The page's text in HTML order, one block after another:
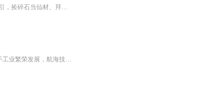
主角穿越仙侠世界，绑定的系统满口谎话，骗他落脚凡俗村落是上古仙踪秘境。他谨遵系统指引，捡碎石当仙材、拜凡人做仙尊，小心翼翼苦修寻宝。旁人眼里平平无奇的物件，在系统忽悠下全被当成至宝。随着修为渐长，主角偶然窥见真实仙界，才幡然醒悟被系统蒙...
宋朝是我国历史上一个非常有意思的朝代，文化经济高度发达，文化上有“宋词”的绚烂，经济手工业繁荣发展，航海技术、商品经济宋朝都堪称我国古代的巅峰。但是与手里面握着大把财富相比，宋军的战绩就非常差强人意，宋朝是历史上唯一一个没有完成汉地统一...